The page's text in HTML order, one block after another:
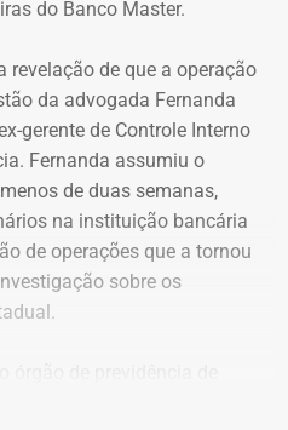
Melim em 2026 — Foto:
Divulgacand
do Banco Master.
revelação de que a operação
da advogada Fernanda
gerente de Controle Interno
Fernanda assumiu o
de duas semanas,
na instituição bancária
de operações que a tornou
sobre os
também